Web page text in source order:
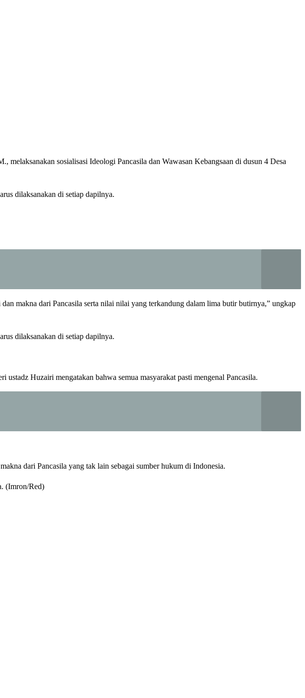
sosialisasi Ideologi Pancasila dan Wawasan Kebangsaan di dusun 4 Desa
dilaksanakan di setiap dapilnya.
makna dari Pancasila serta nilai nilai yang terkandung dalam lima butir butirnya,” ungkap
dilaksanakan di setiap dapilnya.
ustadz Huzairi mengatakan bahwa semua masyarakat pasti mengenal Pancasila.
dari Pancasila yang tak lain sebagai sumber hukum di Indonesia.
(Imron/Red)